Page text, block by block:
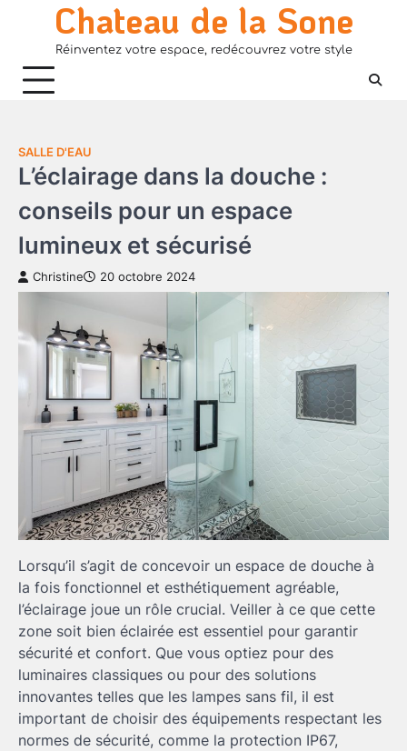
Chateau de la Sone
Réinventez votre espace, redécouvrez votre style
SALLE D'EAU
L’éclairage dans la douche :
conseils pour un espace
lumineux et sécurisé
Christine 20 octobre 2024
Lorsqu’il s’agit de concevoir un espace de douche à
la fois fonctionnel et esthétiquement agréable,
l’éclairage joue un rôle crucial. Veiller à ce que cette
zone soit bien éclairée est essentiel pour garantir
sécurité et confort. Que vous optiez pour des
luminaires classiques ou pour des solutions
innovantes telles que les lampes sans fil, il est
important de choisir des équipements respectant les
normes de sécurité, comme la protection IP67,